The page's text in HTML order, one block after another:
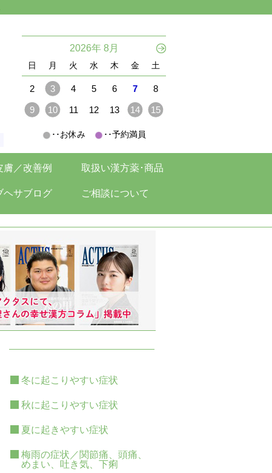
2026年 8月
日 月 火 水 木 金 土
2 3 4 5 6 7 8
9 10 11 12 13 14 15
･･お休み ･･予約満員
膚／改善例 取扱い漢方薬･商品
ヘサブログ ご相談について
冬に起こりやすい症状
秋に起こりやすい症状
夏に起きやすい症状
梅雨の症状／関節痛、頭痛、
めまい、吐き気、下痢